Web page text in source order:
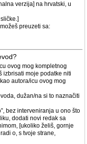
verzija] na hrvatski, u
preuzeti sa:
ovog mog kompletnog
izbrisati moje podatke niti
autora/icu ovog mog
dužan/na si to naznačiti
bez interveniranja u ono što
dodati novi redak sa
[ukoliko želiš, gornje
o, s tvoje strane,